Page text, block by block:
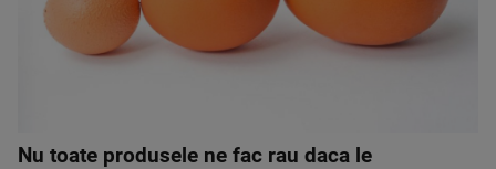
Nu toate produsele ne fac rau daca le